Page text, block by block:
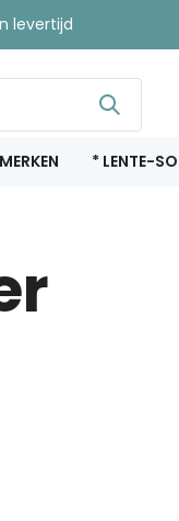
levertijd
MERKEN * LENTE-